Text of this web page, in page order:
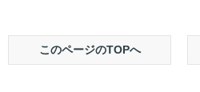
このページのTOPへ